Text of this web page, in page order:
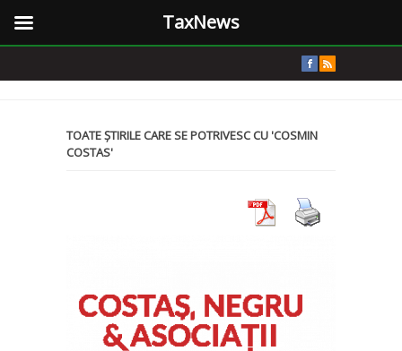
TOATE ȘTIRILE CARE SE POTRIVESC CU 'COSMIN
COSTAS'
TaxNews